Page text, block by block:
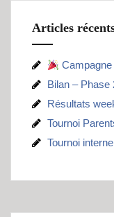
Articles
Campagne
Bilan – Phase
Résultats
Tournoi
Tournoi interne